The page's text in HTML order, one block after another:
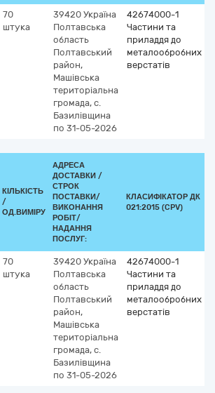
70
штука
39420 Україна
Полтавська
область
Полтавський
район,
Машівська
територіальна
громада, с.
Базилівщина
по 31-05-2026
42674000-1
Частини та
приладдя до
металообробних
верстатів
КІЛЬКІСТЬ
/
ОД.ВИМІРУ
АДРЕСА
ДОСТАВКИ /
СТРОК
ПОСТАВКИ/
ВИКОНАННЯ
РОБІТ/
НАДАННЯ
ПОСЛУГ:
КЛАСИФІКАТОР ДК
021:2015 (CPV)
70
штука
39420 Україна
Полтавська
область
Полтавський
район,
Машівська
територіальна
громада, с.
Базилівщина
по 31-05-2026
42674000-1
Частини та
приладдя до
металообробних
верстатів